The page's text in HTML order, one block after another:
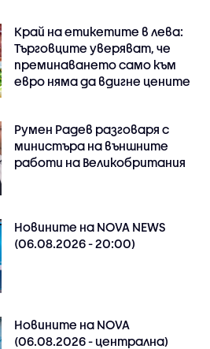
Край на етикетите в лева:
Търговците уверяват, че
преминаването само към
евро няма да вдигне цените
Румен Радев разговаря с
министъра на външните
работи на Великобритания
Новините на NOVA NEWS
(06.08.2026 - 20:00)
Новините на NOVA
(06.08.2026 - централна)